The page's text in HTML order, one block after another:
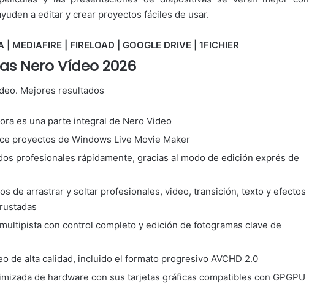
a editar y crear proyectos fáciles de usar.
| MEDIAFIRE | FIRELOAD | GOOGLE DRIVE | 1FICHIER
Nero Vídeo 2026
Mejores resultados
es una parte integral de Nero Video
proyectos de Windows Live Movie Maker
profesionales rápidamente, gracias al modo de edición exprés de
de arrastrar y soltar profesionales, video, transición, texto y efectos
con control completo y edición de fotogramas clave de
de alta calidad, incluido el formato progresivo AVCHD 2.0
de hardware con sus tarjetas gráficas compatibles con GPGPU